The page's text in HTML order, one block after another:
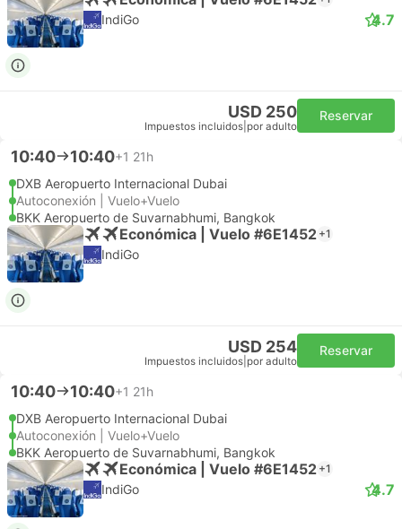
IndiGo 4.7
USD 250
Impuestos incluidos por adulto
Reservar
10:40 10:40+1 21h
DXB Aeropuerto Internacional Dubai
Autoconexión | Vuelo+Vuelo
BKK Aeropuerto de Suvarnabhumi, Bangkok
Económica | Vuelo #6E1452 +1
IndiGo
USD 254
Impuestos incluidos por adulto
Reservar
10:40 10:40+1 21h
DXB Aeropuerto Internacional Dubai
Autoconexión | Vuelo+Vuelo
BKK Aeropuerto de Suvarnabhumi, Bangkok
Económica | Vuelo #6E1452 +1
IndiGo 4.7